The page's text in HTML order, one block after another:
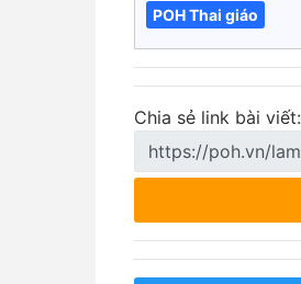
POH Thai giáo
Chia sẻ link bài viết: